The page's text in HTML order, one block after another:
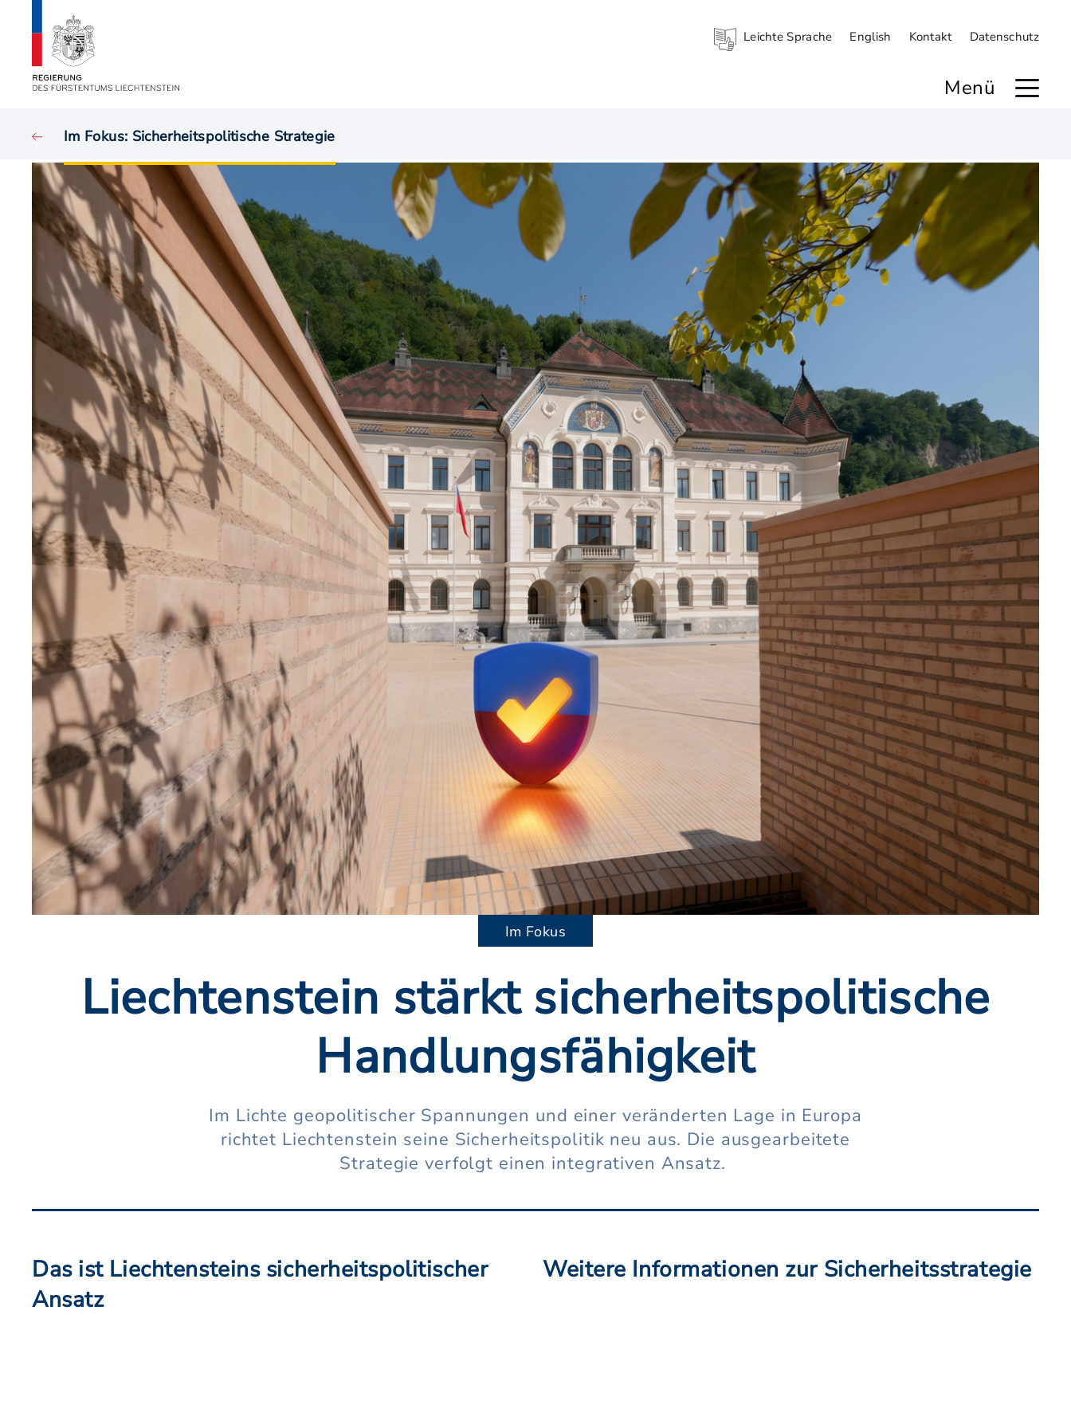
Leichte Sprache English Kontakt Datenschutz
Menü
Im Fokus: Sicherheitspolitische Strategie
Im Fokus
Liechtenstein stärkt sicherheitspolitische
Handlungsfähigkeit
Im Lichte geopolitischer Spannungen und einer veränderten Lage in Europa
richtet Liechtenstein seine Sicherheitspolitik neu aus. Die ausgearbeitete
Strategie verfolgt einen integrativen Ansatz.
Das ist Liechtensteins sicherheitspolitischer
Ansatz
Weitere Informationen zur Sicherheitsstrategie